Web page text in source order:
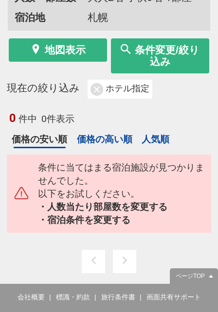
宿泊地
札幌
地図表示
条件変更/絞り
込み
現在の絞り込み ホテル指定
0 件中 0件表示
価格の安い順
価格の高い順 人気順
条件に当てはまる宿泊施設が見つかりま
せんでした。
以下をお試しください。
・人数当たり部屋数を変更する
・宿泊条件を変更する
ページTOP
会社概要 標識・約款 旅行条件書 画面共有サポート